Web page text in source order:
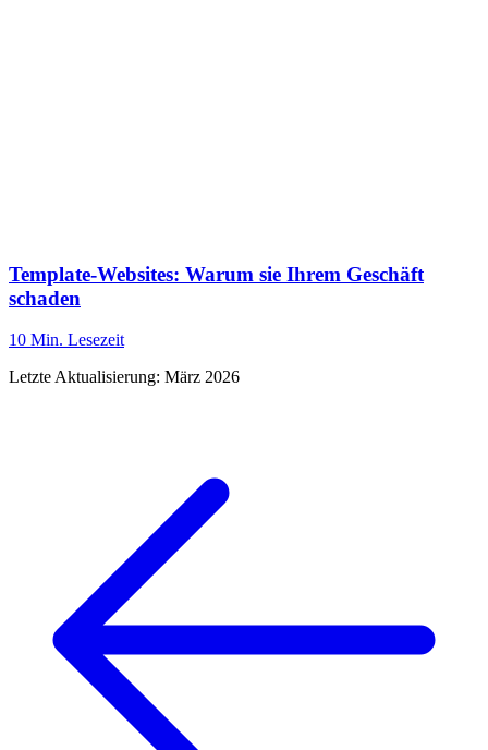
Template-Websites: Warum sie Ihrem Geschäft
schaden
10 Min. Lesezeit
Letzte Aktualisierung: März 2026